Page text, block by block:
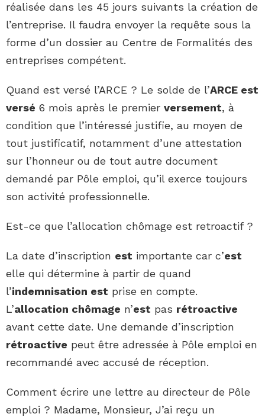
réalisée dans les 45 jours suivants la création de
l’entreprise. Il faudra envoyer la requête sous la
forme d’un dossier au Centre de Formalités des
entreprises compétent.
Quand est versé l’ARCE ? Le solde de l’ARCE est
versé 6 mois après le premier versement, à
condition que l’intéressé justifie, au moyen de
tout justificatif, notamment d’une attestation
sur l’honneur ou de tout autre document
demandé par Pôle emploi, qu’il exerce toujours
son activité professionnelle.
Est-ce que l’allocation chômage est retroactif ?
La date d’inscription est importante car c’est
elle qui détermine à partir de quand
l’indemnisation est prise en compte.
L’allocation chômage n’est pas rétroactive
avant cette date. Une demande d’inscription
rétroactive peut être adressée à Pôle emploi en
recommandé avec accusé de réception.
Comment écrire une lettre au directeur de Pôle
emploi ? Madame, Monsieur, J’ai reçu un